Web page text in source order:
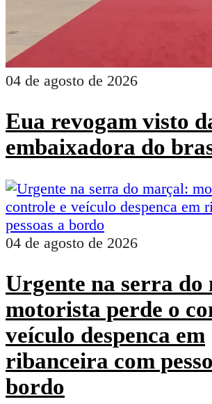
04 de agosto de 2026
Eua revogam visto
embaixadora do
04 de agosto de 2026
Urgente na serra do
motorista perde o
veículo despenca em
ribanceira com
bordo